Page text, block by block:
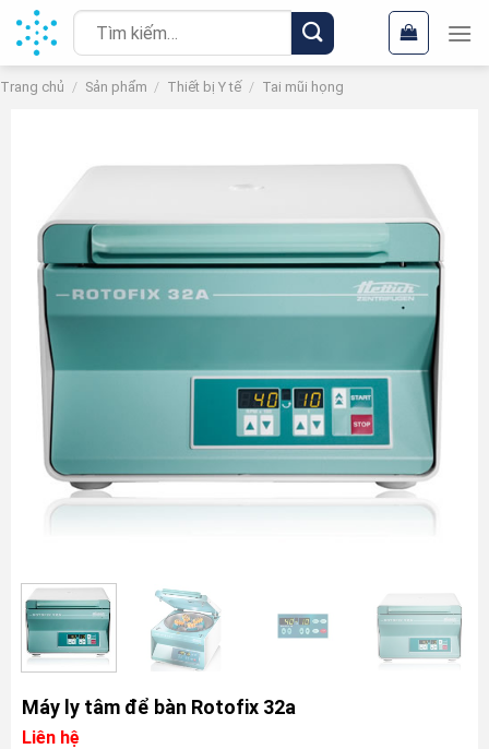
Chuyển
đến
nội
dung
Tìm
kiếm:
Trang chủ / Sản phẩm / Thiết bị Y tế / Tai mũi họng
Máy ly tâm để bàn Rotofix 32a
Liên hệ